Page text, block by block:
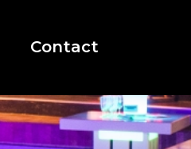
Contact